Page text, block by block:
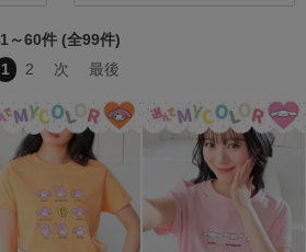
1～60件 (全99件)
1
2 次 最後